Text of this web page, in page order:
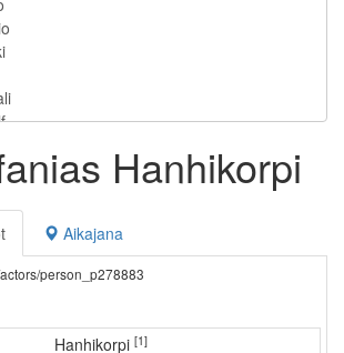
Hanhikorpi
Aikajana
person_p278883
Hanhikorpi [1]